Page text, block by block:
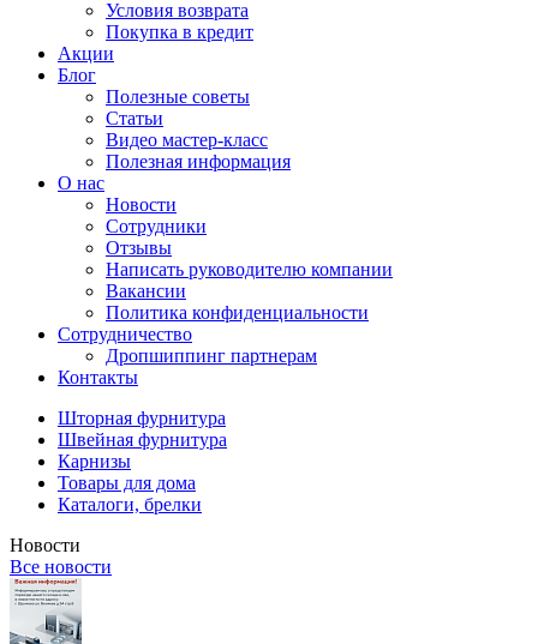
Условия возврата
Покупка в кредит
Акции
Блог
Полезные советы
Статьи
Видео мастер-класс
Полезная информация
О нас
Новости
Сотрудники
Отзывы
Написать руководителю компании
Вакансии
Политика конфиденциальности
Сотрудничество
Дропшиппинг партнерам
Контакты
Шторная фурнитура
Швейная фурнитура
Карнизы
Товары для дома
Каталоги, брелки
Новости
Все новости